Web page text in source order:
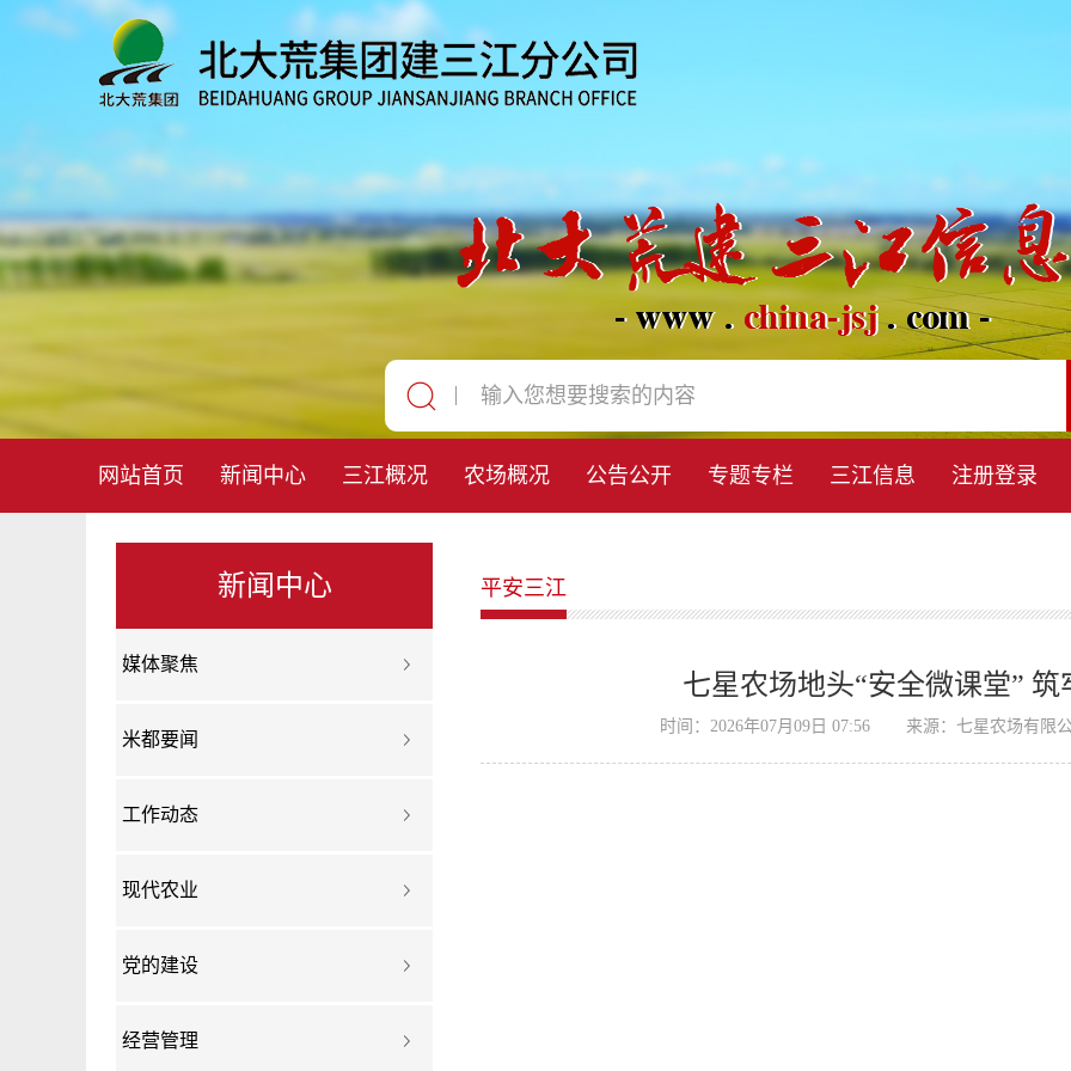
网站首页 新闻中心 三江概况 农场概况 公告公开 专题专栏 三江信息 注册登录
新闻中心
媒体聚焦
米都要闻
工作动态
现代农业
党的建设
经营管理
平安三江
七星农场地头“安全微课堂”
时间：2026年07月09日 07:56 来源：七星农场有限